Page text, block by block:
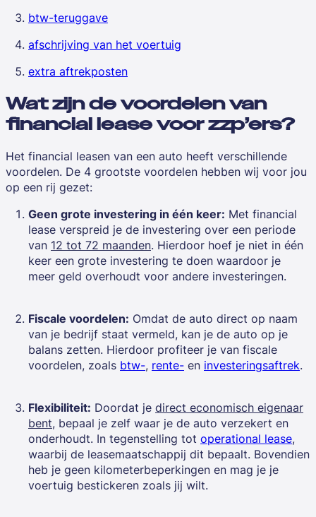
btw-teruggave
afschrijving van het voertuig
extra aftrekposten
Wat zijn de voordelen van
financial lease voor zzp’ers?
Het financial leasen van een auto heeft verschillende
voordelen. De 4 grootste voordelen hebben wij voor jou
op een rij gezet:
Geen grote investering in één keer: Met financial
lease verspreid je de investering over een periode
van 12 tot 72 maanden. Hierdoor hoef je niet in één
keer een grote investering te doen waardoor je
meer geld overhoudt voor andere investeringen.
Fiscale voordelen: Omdat de auto direct op naam
van je bedrijf staat vermeld, kan je de auto op je
balans zetten. Hierdoor profiteer je van fiscale
voordelen, zoals btw-, rente- en investeringsaftrek.
Flexibiliteit: Doordat je direct economisch eigenaar
bent, bepaal je zelf waar je de auto verzekert en
onderhoudt. In tegenstelling tot operational lease,
waarbij de leasemaatschappij dit bepaalt. Bovendien
heb je geen kilometerbeperkingen en mag je je
voertuig bestickeren zoals jij wilt.